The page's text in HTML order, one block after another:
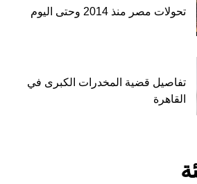
تحولات مصر منذ 2014 وحتى اليوم
تفاصيل قضية المخدرات الكبرى في
القاهرة